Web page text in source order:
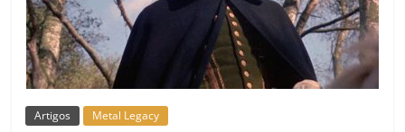
Artigos Metal Legacy